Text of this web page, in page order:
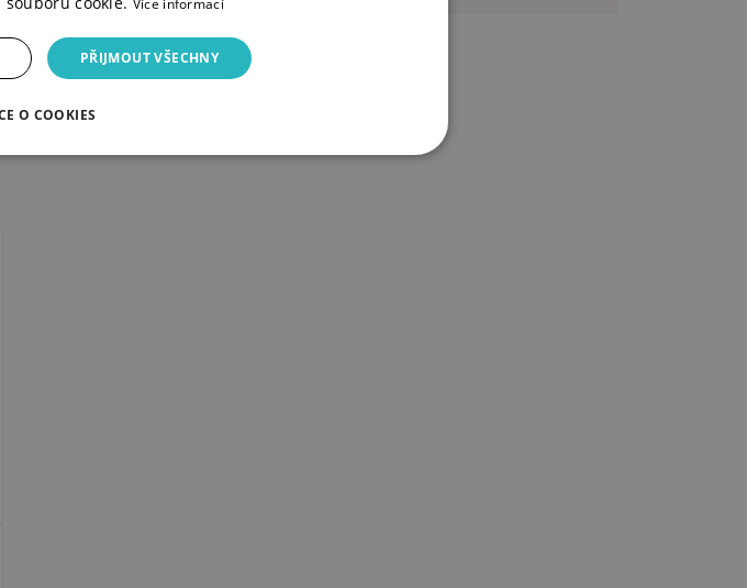
Kolekce Studio Light
Více informací
PŘIJMOUT VŠECHNY
O COOKIES